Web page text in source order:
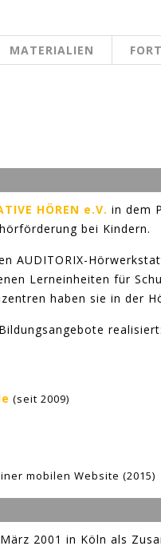
MATERIALIEN
HÖREN e.V. in dem
bei Kindern.
AUDITORIX-
Lerneinheiten für
haben sie in der
realisiert:
(seit 2009)
mobilen Website (2015)
2001 in Köln als